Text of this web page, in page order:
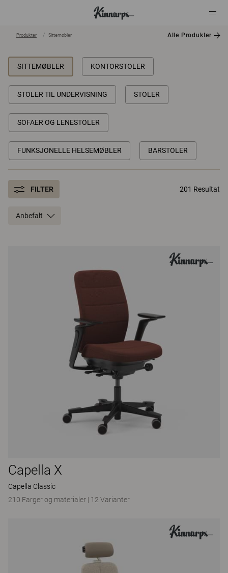
Produkter Sittemøbler Alle Produkter
SITTEMØBLER KONTORSTOLER
STOLER TIL UNDERVISNING STOLER
SOFAER OG LENESTOLER
FUNKSJONELLE HELSEMØBLER BARSTOLER
FILTER 201 Resultat
Anbefalt
Capella X
Capella Classic
210 Farger og materialer | 12 Varianter